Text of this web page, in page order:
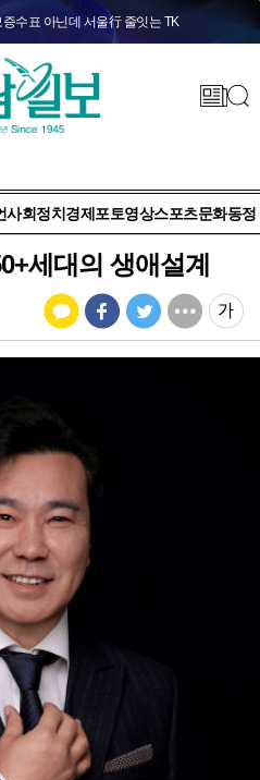
증수표 아닌데 서울行 줄잇는 TK
사회정치 경제 포토영상스포츠문화동정
세대의 생애설계